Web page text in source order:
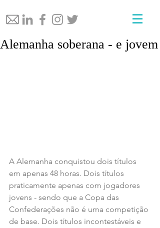
Alemanha soberana - e jovem
A Alemanha conquistou dois títulos
em apenas 48 horas. Dois títulos
praticamente apenas com jogadores
jovens - sendo que a Copa das
Confederações não é uma competição
de base. Dois títulos incontestáveis e